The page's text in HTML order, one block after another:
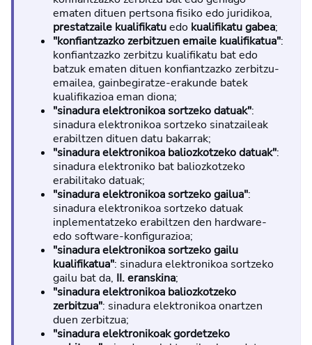
ematen dituen pertsona fisiko edo juridikoa,
prestatzaile kualifikatuedo kualifikatu gabea;
"konfiantzazko zerbitzuen emaile kualifikatua":
konfiantzazko zerbitzu kualifikatu bat edo
batzuk ematen dituen konfiantzazko zerbitzu-
emailea, gainbegiratze-erakunde batek
kualifikazioa eman diona;
"sinadura elektronikoa sortzeko datuak":
sinadura elektronikoa sortzeko sinatzaileak
erabiltzen dituen datu bakarrak;
"sinadura elektronikoa baliozkotzeko datuak":
sinadura elektroniko bat baliozkotzeko
erabilitako datuak;
"sinadura elektronikoa sortzeko gailua":
sinadura elektronikoa sortzeko datuak
inplementatzeko erabiltzen den hardware-
edo software-konfigurazioa;
"sinadura elektronikoa sortzeko gailu
kualifikatua": sinadura elektronikoa sortzeko
gailu bat da, II. eranskina;
"sinadura elektronikoa baliozkotzeko
zerbitzua": sinadura elektronikoa onartzen
duen zerbitzua;
"sinadura elektronikoak gordetzeko